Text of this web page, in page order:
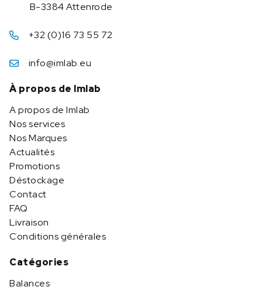
B-3384 Attenrode
+32 (0)16 73 55 72
info@imlab.eu
À propos de Imlab
A propos de Imlab
Nos services
Nos Marques
Actualités
Promotions
Déstockage
Contact
FAQ
Livraison
Conditions générales
Catégories
Balances